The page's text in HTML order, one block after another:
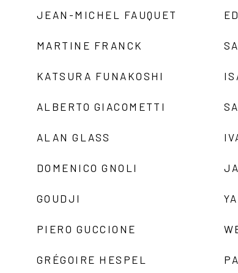
JEAN-MICHEL FAUQUET
MARTINE FRANCK
KATSURA FUNAKOSHI
ALBERTO GIACOMETTI
ALAN GLASS
DOMENICO GNOLI
GOUDJI
PIERO GUCCIONE
GRÉGOIRE HESPEL